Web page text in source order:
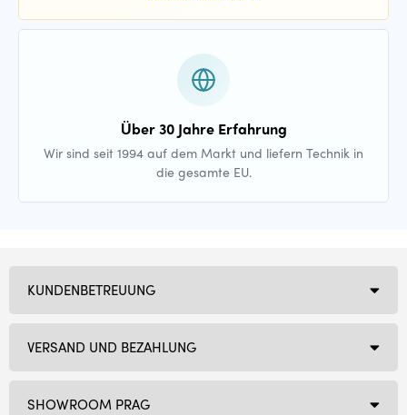
Über 30 Jahre Erfahrung
Wir sind seit 1994 auf dem Markt und liefern Technik in
die gesamte EU.
SHOWROOM PRAG
KUNDENBETREUUNG
VERSAND UND BEZAHLUNG